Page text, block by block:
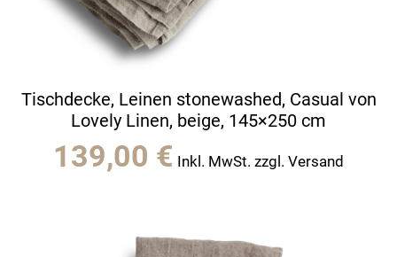
Tischdecke, Leinen stonewashed, Casual von
Lovely Linen, beige, 145×250 cm
139,00 € Inkl. MwSt. zzgl. Versand